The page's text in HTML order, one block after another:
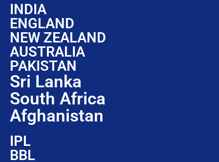
INDIA
ENGLAND
NEW ZEALAND
AUSTRALIA
PAKISTAN
Sri Lanka
South Africa
Afghanistan
IPL
BBL